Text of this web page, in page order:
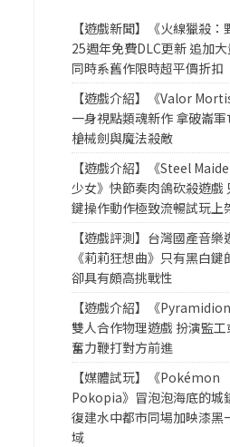
【遊戲新聞】《火線獵殺：
25週年免費DLC更新 追加
同時系舊作限時超平價折扣
【遊戲介紹】《Valor
一身視點類魂新作 拿破崙軍
槍械劍與魔法殺敵
【遊戲介紹】《Steel
少女》快節奏肉鴿砍殺遊戲
鍵操作動作極致流暢試玩上
【遊戲評測】台灣國產音樂
《莉莉狂想曲》只有黑白鍵
卻具有頗高挑戰性
【遊戲介紹】《
雙人合作物理遊戲 扮演監工
奮力鞭打對方前進
【媒體試玩】《Pokémon
Pokopia》冒泡泡海底的城
復建水中都市同場加映漆黑
域